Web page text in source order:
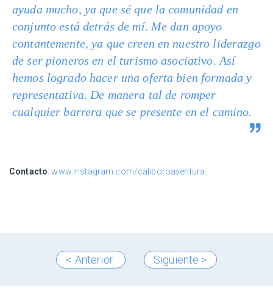
ayuda mucho, ya que sé que la comunidad en
conjunto está detrás de mí. Me dan apoyo
contantemente, ya que creen en nuestro liderazgo
de ser pioneros en el turismo asociativo. Así
hemos logrado hacer una oferta bien formada y
representativa. De manera tal de romper
cualquier barrera que se presente en el camino.
Contacto:www.instagram.com/caliboroaventura
< Anterior Siguiente >